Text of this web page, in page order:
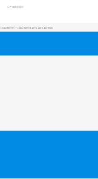
二手压路机报价